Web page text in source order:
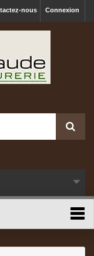
Connexion
nous